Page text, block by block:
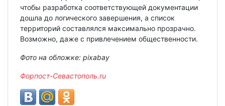
чтобы разработка соответствующей документации
дошла до логического завершения, а список
территорий составлялся максимально прозрачно.
Возможно, даже с привлечением общественности.
Фото на обложке: pixabay
Форпост-Севастополь.ru